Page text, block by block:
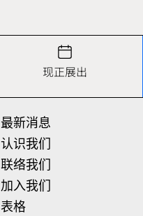
现正展出
最新消息
认识我们
联络我们
加入我们
表格